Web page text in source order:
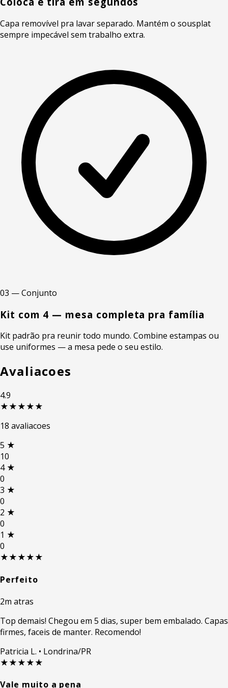
Capa removível pra lavar separado. Mantém o sousplat
sempre impecável sem trabalho extra.
03 — Conjunto
Kit com 4 — mesa completa pra família
Kit padrão pra reunir todo mundo. Combine estampas ou
use uniformes — a mesa pede o seu estilo.
Avaliacoes
4.9
★★★★★
18 avaliacoes
5 ★
10
4 ★
0
3 ★
0
2 ★
0
1 ★
0
★★★★★
Perfeito
2m atras
Top demais! Chegou em 5 dias, super bem embalado. Capas
firmes, faceis de manter. Recomendo!
Patricia L. • Londrina/PR
★★★★★
Vale muito a pena